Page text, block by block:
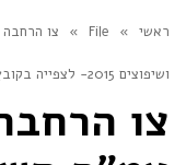
ראשי »
File
» צו
ושיפוצים 2015- לצפייה בקובץ לחץ כאן
צו